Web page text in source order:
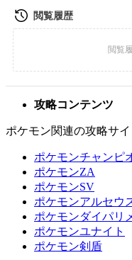
攻略コンテンツ
ポケモン関連の攻略サイ
ポケモンチャンピ
ポケモンZA
ポケモンSV
ポケモンアルセウ
ポケモンダイパリ
ポケモンユナイト
ポケモン剣盾